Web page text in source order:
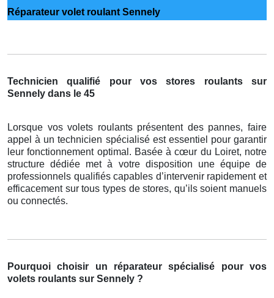
Réparateur volet roulant Sennely
Technicien qualifié pour vos stores roulants sur
Sennely dans le 45
Lorsque vos volets roulants présentent des pannes, faire
appel à un technicien spécialisé est essentiel pour garantir
leur fonctionnement optimal. Basée à cœur du Loiret, notre
structure dédiée met à votre disposition une équipe de
professionnels qualifiés capables d’intervenir rapidement et
efficacement sur tous types de stores, qu’ils soient manuels
ou connectés.
Pourquoi choisir un réparateur spécialisé pour vos
volets roulants sur Sennely ?